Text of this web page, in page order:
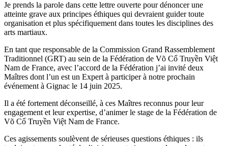
Je prends la parole dans cette lettre ouverte pour dénoncer une
atteinte grave aux principes éthiques qui devraient guider toute
organisation et plus spécifiquement dans toutes les disciplines des
arts martiaux.
En tant que responsable de la Commission Grand Rassemblement
Traditionnel (GRT) au sein de la Fédération de Võ Cổ Truyền Việt
Nam de France, avec l’accord de la Fédération j’ai invité deux
Maîtres dont l’un est un Expert à participer à notre prochain
événement à Gignac le 14 juin 2025.
Il a été fortement déconseillé, à ces Maîtres reconnus pour leur
engagement et leur expertise, d’animer le stage de la Fédération de
Võ Cổ Truyền Việt Nam de France.
Ces agissements soulèvent de sérieuses questions éthiques : ils